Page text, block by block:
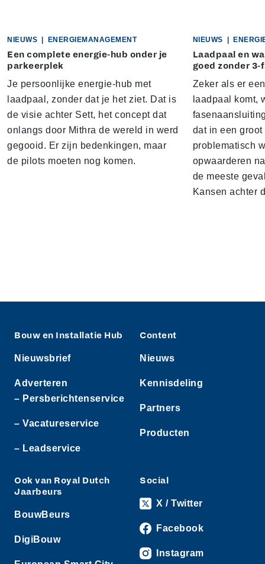
NIEUWS | ENERGIEMANAGEMENT
Een complete energie-hub onder je
parkeerplek
Je persoonlijke energie-hub met
laadpaal, zonder dat je het ziet. Dat is
de visie achter Sett, het concept dat
onlangs door Mithra de wereld in werd
gegooid. Er zijn bedenkingen, maar
de pilots moeten nog komen.
NIEUWS |
Laadpaal en
goed zonder
Zeker als er
laadpaal komt,
dat in een
problematisch
opwaarderen
de meeste
Kansen achter
Bouw en Installatie Hub
Nieuwsbrief
Adverteren
– Persberichtenservice
– Vacatureservice
– Leadservice
Content
Nieuws
Kennisdeling
Partners
Producten
Ook van Royal Dutch
Jaarbeurs
BouwBeurs
DigiBouw
Social
X / Twitter
Facebook
Instagram